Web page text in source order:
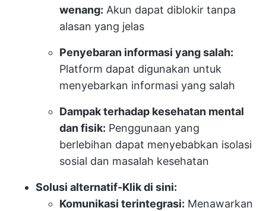
wenang: Akun dapat diblokir tanpa
alasan yang jelas
Penyebaran informasi yang salah:
Platform dapat digunakan untuk
menyebarkan informasi yang salah
Dampak terhadap kesehatan mental
dan fisik: Penggunaan yang
berlebihan dapat menyebabkan isolasi
sosial dan masalah kesehatan
Solusi alternatif-Klik di sini:
Komunikasi terintegrasi: Menawarkan